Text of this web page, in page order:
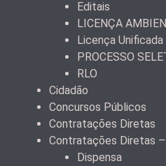
Editais
LICENÇA
Licença Unificada
PROCESSO
RLO
Cidadão
Concursos Públicos
Contratações Diretas
Contratações Diretas
Dispensa